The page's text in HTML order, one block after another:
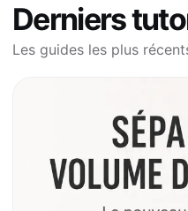
Derniers
Les guides les plus